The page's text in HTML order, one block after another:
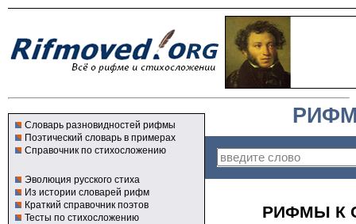
Словарь разновидностей рифмы
Поэтический словарь в примерах
Справочник по стихосложению
Эволюция русского стиха
Из истории словарей рифм
Краткий справочник поэтов
Тесты по стихосложению
РИФМЫ К